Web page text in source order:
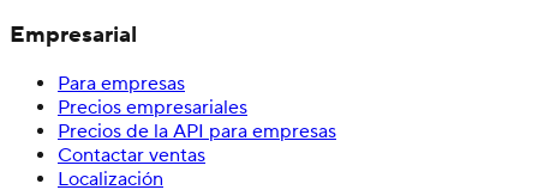
Empresarial
Para empresas
Precios empresariales
Precios de la API para empresas
Contactar ventas
Localización